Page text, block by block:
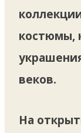
костюмы,
веков.
На